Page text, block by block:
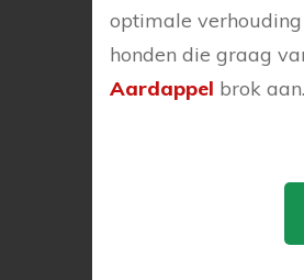
optimale
honden die graag
Aardappel brok aan.